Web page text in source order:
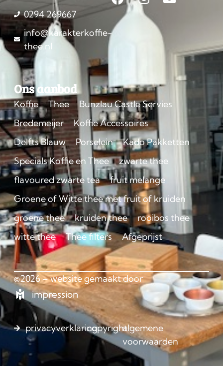
0294 269667
info@karakterkoffie-
thee.nl
Ons aanbod
Koffie Thee
Bunzlau Castle Servies
Bredemeijer
Koffie Accessoires
Delfts Blauw
Porselein
Kado Pakketten
Specials Koffie en Thee
zwarte thee
flavoured zwarte tea
fruit melange
Groene of Witte thee met fruit of kruiden
groene thee
kruiden thee
rooibos thee
witte thee
Thee filters Afgeprijst
©2026 – website gemaakt door
impression
privacyverklaringcopyrightalgemene
voorwaarden